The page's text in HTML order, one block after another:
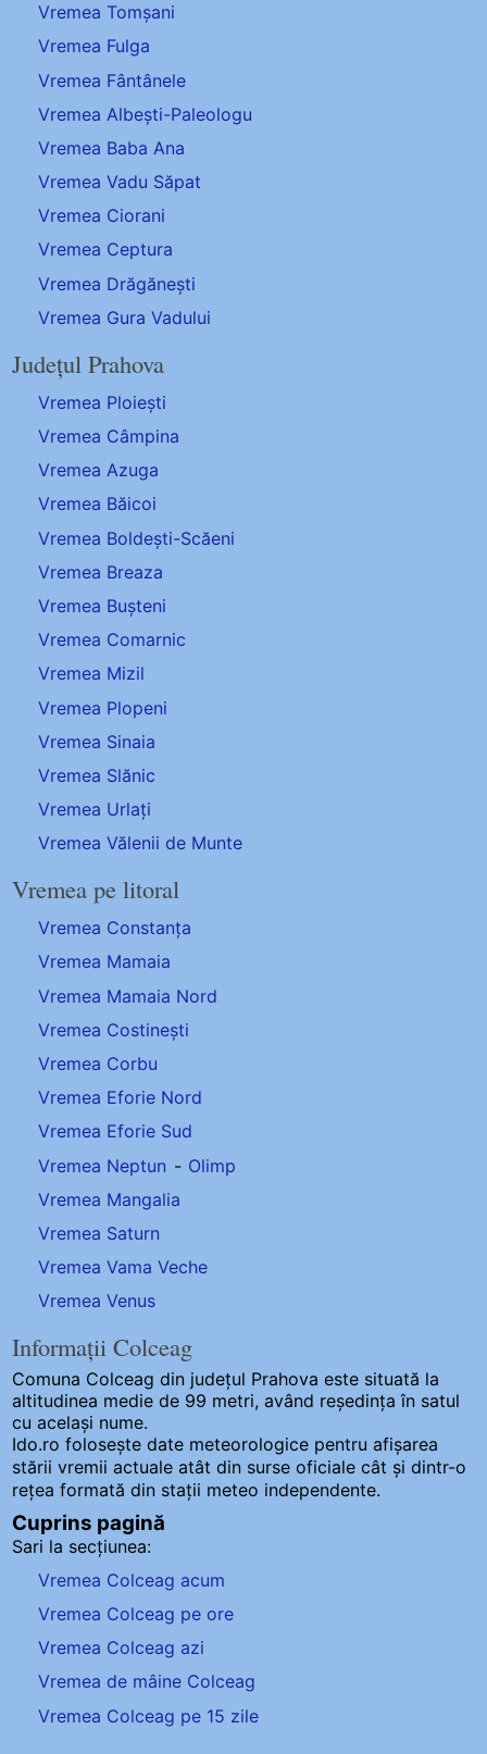
Vremea Tomșani
Vremea Fulga
Vremea Fântânele
Vremea Albești-Paleologu
Vremea Baba Ana
Vremea Vadu Săpat
Vremea Ciorani
Vremea Ceptura
Vremea Drăgănești
Vremea Gura Vadului
Județul Prahova
Vremea Ploiești
Vremea Câmpina
Vremea Azuga
Vremea Băicoi
Vremea Boldești-Scăeni
Vremea Breaza
Vremea Bușteni
Vremea Comarnic
Vremea Mizil
Vremea Plopeni
Vremea Sinaia
Vremea Slănic
Vremea Urlați
Vremea Vălenii de Munte
Vremea pe litoral
Vremea Constanța
Vremea Mamaia
Vremea Mamaia Nord
Vremea Costinești
Vremea Corbu
Vremea Eforie Nord
Vremea Eforie Sud
Vremea Neptun - Olimp
Vremea Mangalia
Vremea Saturn
Vremea Vama Veche
Vremea Venus
Informații Colceag
Comuna Colceag din județul Prahova este situată la
altitudinea medie de 99 metri, având reședința în satul
cu același nume.
Ido.ro folosește date meteorologice pentru afișarea
stării vremii actuale atât din surse oficiale cât și dintr-o
rețea formată din stații meteo independente.
Cuprins pagină
Sari la secțiunea:
Vremea Colceag acum
Vremea Colceag pe ore
Vremea Colceag azi
Vremea de mâine Colceag
Vremea Colceag pe 15 zile